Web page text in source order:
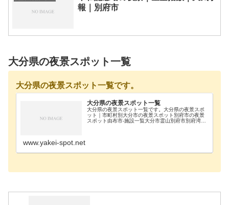
報｜別府市
大分県の夜景スポット一覧
大分県の夜景スポット一覧です。
大分県の夜景スポット一覧
大分県の夜景スポット一覧です。大分県の夜景スポ
ット｜市町村別大分市の夜景スポット別府市の夜景
スポット由布市-施設一覧大分市霊山別府市別府湾SA
www.yakei-spot.net